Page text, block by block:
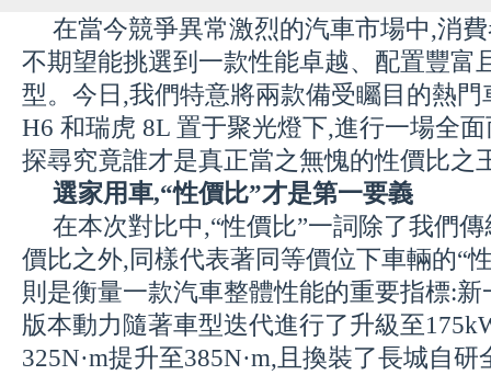
在當今競爭異常激烈的汽車市場中,消
不期望能挑選到一款性能卓越、配置豐富
型。今日,我們特意將兩款備受矚目的
H6 和瑞虎 8L 置于聚光燈下,進行一場全
探尋究竟誰才是真正當之無愧的性價比之
選家用車,“性價比”才是第一要義
在本次對比中,“性價比”一詞除了我們
價比之外,同樣代表著同等價位下車輛的“
則是衡量一款汽車整體性能的重要指標:
版本動力隨著車型迭代進行了升級至
325N·m提升至385N·m,且換裝了長城自研